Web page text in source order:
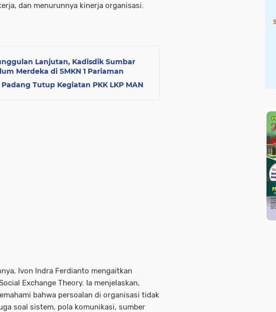
dan menurunnya kinerja organisasi.
Lanjutan, Kadisdik Sumbar
Merdeka di SMKN 1 Pariaman
Tutup Kegiatan PKK LKP MAN
Ivon Indra Ferdianto mengaitkan
Exchange Theory. Ia menjelaskan,
bahwa persoalan di organisasi tidak
soal sistem, pola komunikasi, sumber